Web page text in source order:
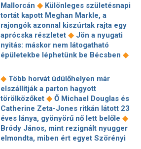
szakértők
mesterséges intelligencia olcsó
korszakának?◆Fordulat a
pénzvilágban: olyan lépésre
kényszerülnek a bankok az új
amerikai AI-fejlesztések miatt, amire
korábban nem volt példa
Poco M8 Power néven futott be a
széria új tagja◆Közel 400 szabadtéri
tűzhöz riasztották a tűzoltókat a
hőségriadó óta◆Hatalmas robbanás
történt a Dunában, hallani lehetett
kilométerekről – a cernavodai
románok a folyam vízhozamát◆
Államkincstár-támadás: Örülhetünk,
hogy nem történik hasonló minden
nap◆Elképesztő növekedést
villantott a SpaceX, mégis megijedtek
a befektetők
Mallorcán ◆ Különleges születésnapi
tortát kapott Meghan Markle, a
rajongók azonnal kiszúrtak rajta egy
aprócska részletet ◆ Jön a nyugati
nyitás: máskor nem látogatható
épületekbe léphetünk be Bécsben ◆
Andornak
Fipresci Nagydíjra
jelölték Enyedi Ildikó szépséges
filmjét◆Véget ért a közös munka!
Balogh Levente elbúcsúzott Az
álommeló győztesétől
◆ 4 csillagjegy,
akinek teljesül a legnagyobb
kívánsága a közeljövőben: egy
őrangyal fogja őket ebben segíteni ◆
◆ Több horvát üdülőhelyen már
elszállítják a parton hagyott
törölközőket ◆ Ő Michael Douglas és
Catherine Zeta-Jones ritkán látott 23
éves lánya, gyönyörű nő lett belőle ◆
Bródy János, mint rezignált nyugger
elmondta, miben ért egyet Szörényi